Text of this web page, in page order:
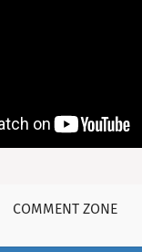
COMMENT ZONE